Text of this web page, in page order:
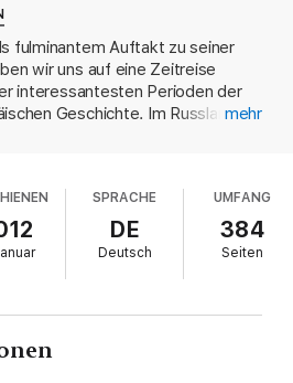
in verschwörerische
dass ihm nicht viel Zeit bleibt. Stalin
um Leben und Tod ...
fulminantem Auftakt zu seiner
wir uns auf eine Zeitreise
interessantesten Perioden der
Geschichte. Im Russland
Romanow aufklären soll.
wir vom rasanten Aufstieg
tiefen Fall Pekkalas, der
II. stand. Mit sprachlicher
Schatten spüren, den der immer
mit Verschwörungstheorien,
mehr
SPRACHE
DE
Deutsch
UMFANG
384
Seiten